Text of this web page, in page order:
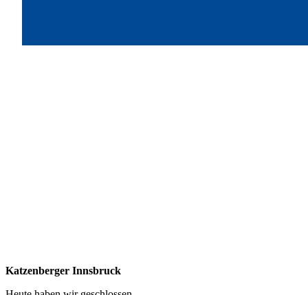
Katzenberger Innsbruck